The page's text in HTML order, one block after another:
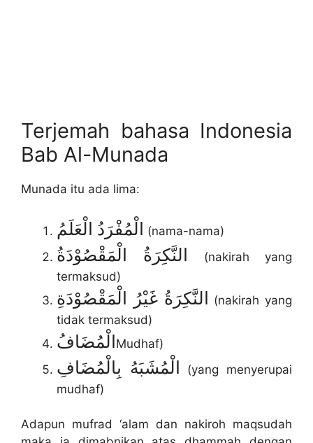
Terjemah bahasa Indonesia
Bab Al-Munada
Munada itu ada lima:
الْمُفْرَدُ الْعَلَمُ (nama-nama)
النَّكِرَةُ الْمَقْصُوْدَةُ
(nakirah yang
termaksud)
النَّكِرَةُ غَيْرُ الْمَقْصُوْدَةِ
(nakirah yang
tidak termaksud)
الْمُضَافُ Mudhaf)
الْمُشَبَهُ بِالْمُضَافِ
(yang menyerupai
mudhaf)
Adapun mufrad ‘alam dan nakiroh maqsudah